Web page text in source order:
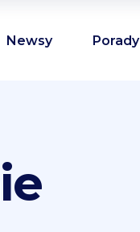
Newsy Porady